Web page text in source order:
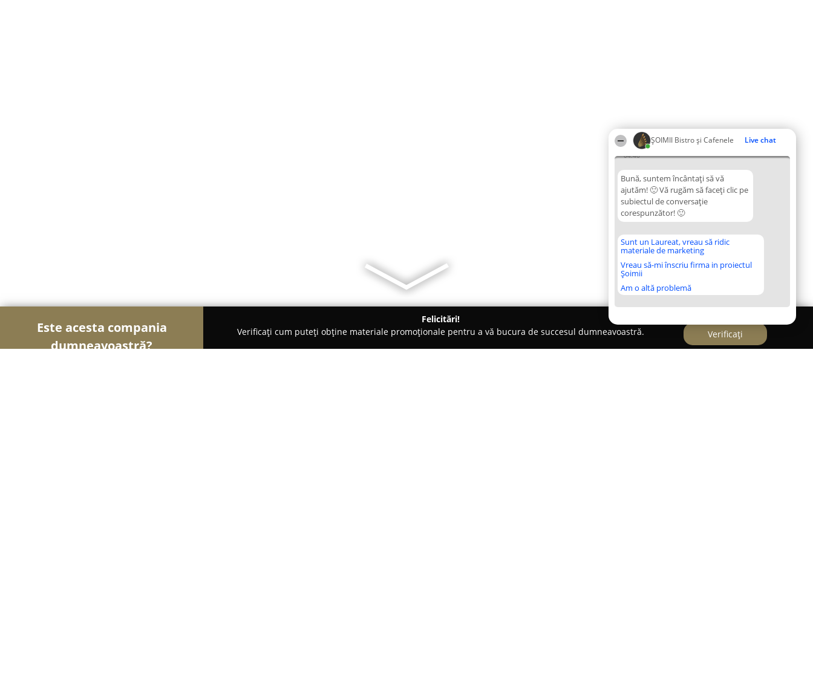
ȘOIMII Bistro și Cafenele Live chat
04:46
Bună, suntem încântați să vă
ajutăm! 🙂 Vă rugăm să faceți clic pe
subiectul de conversație
corespunzător! 🙂
Sunt un Laureat, vreau să ridic
materiale de marketing
Vreau să-mi înscriu firma in proiectul
Șoimii
Am o altă problemă
Este acesta compania
dumneavoastră?
Felicitări!
Verificați cum puteți obține materiale promoționale pentru a vă bucura de succesul dumneavoastră.
Verificați